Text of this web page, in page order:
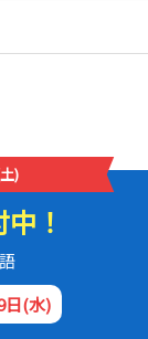
)
！
日(水)